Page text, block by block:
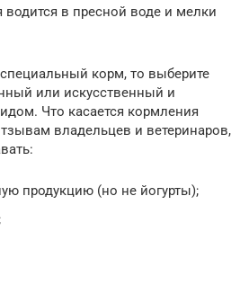
водится в пресной воде и мелки
корм, то выберите
или искусственный и
Что касается кормления
владельцев и ветеринаров,
продукцию (но не йогурты);